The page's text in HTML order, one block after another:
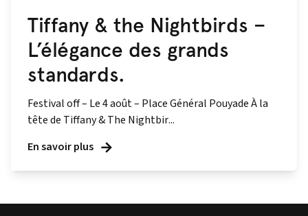
Tiffany & the Nightbirds –
L’élégance des grands
standards.
Festival off – Le 4 août – Place Général Pouyade À la
tête de Tiffany & The Nightbir...
En savoir plus